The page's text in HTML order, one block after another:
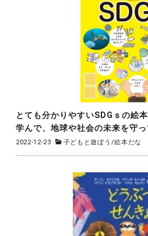
とても分かりやすいSDGｓの絵
学んで、地球や社会の未来を守っ
2022-12-23 子どもと遊ぼう /絵本だな